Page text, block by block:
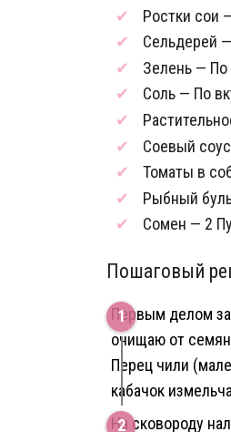
Ростки сои
Сельдерей
Зелень — По
Соль — По
Соевый
Томаты в
Рыбный
Сомен — 2
Пошаговый
Первым делом
очищаю от
Перец чили
кабачок
На сковороду